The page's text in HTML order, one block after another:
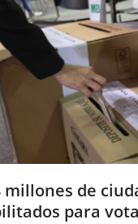
millones de
para